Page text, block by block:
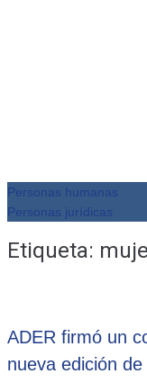
Personas humanas
Personas jurídicas
Etiqueta:
ADER firmó un
nueva edición